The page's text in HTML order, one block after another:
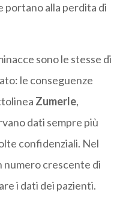
portano alla perdita di
sono le stesse di
le conseguenze
Zumerle,
dati sempre più
confidenziali. Nel
numero crescente di
i dati dei pazienti.